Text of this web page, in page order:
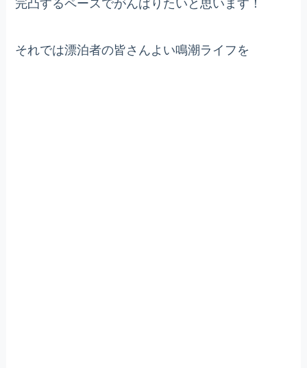
完凸するペースでがんばりたいと思います！
それでは漂泊者の皆さんよい鳴潮ライフを